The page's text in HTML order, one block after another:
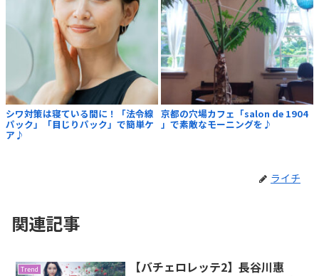
シワ対策は寝ている間に！「法令線
パック」「目じりパック」で簡単ケ
ア♪
京都の穴場カフェ「salon de 1904
」で素敵なモーニングを♪
ライチ
関連記事
Trend
【バチェロレッテ2】長谷川惠